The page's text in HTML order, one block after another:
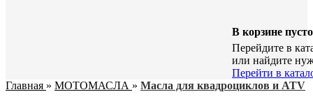
В корзине пусто
Перейдите в
или найдите
Перейти в
Главная » МОТОМАСЛА » Масла для квадроциклов и ATV